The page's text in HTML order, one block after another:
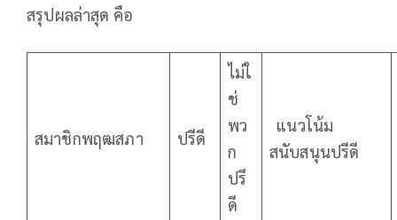
สรุปผลล่าสุด คือ
สมาชิกพฤฒสภา ปรีดี
ไม่ใ
ช่
พว
ก
ปรี
ดี
แนวโน้ม
สนับสนุนปรีดี